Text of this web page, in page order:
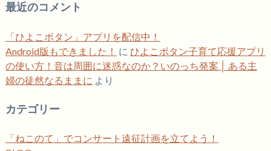
最近のコメント
「ひよこボタン」アプリを配信中！
Android版もできました！ に ひよこボタン子育て応援アプリ
の使い方！音は周囲に迷惑なのか？いのっち発案 │ ある主
婦の徒然なるままに より
カテゴリー
「ねこのて」でコンサート遠征計画を立てよう！